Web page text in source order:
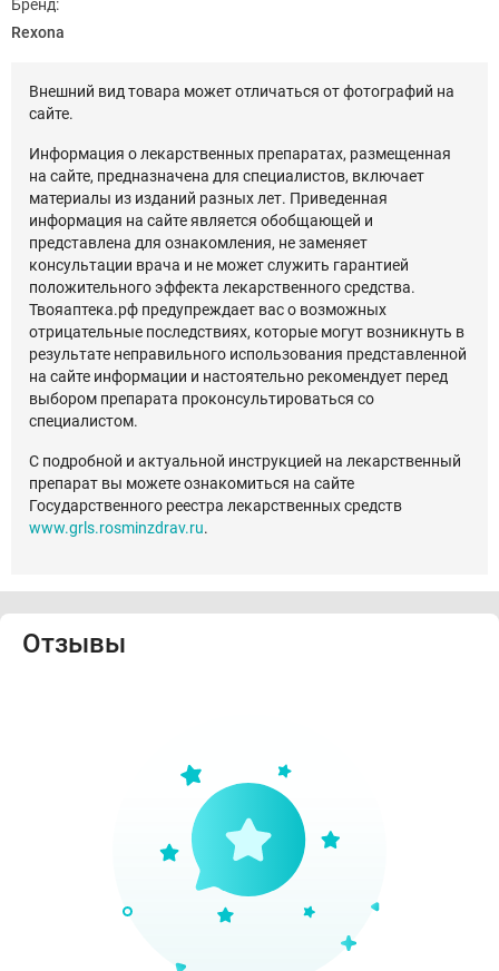
Бренд:
Rexona
Внешний вид товара может отличаться от фотографий на
сайте.
Информация о лекарственных препаратах, размещенная
на сайте, предназначена для специалистов, включает
материалы из изданий разных лет. Приведенная
информация на сайте является обобщающей и
представлена для ознакомления, не заменяет
консультации врача и не может служить гарантией
положительного эффекта лекарственного средства.
Твояаптека.рф предупреждает вас о возможных
отрицательные последствиях, которые могут возникнуть в
результате неправильного использования представленной
на сайте информации и настоятельно рекомендует перед
выбором препарата проконсультироваться со
специалистом.
С подробной и актуальной инструкцией на лекарственный
препарат вы можете ознакомиться на сайте
Государственного реестра лекарственных средств
www.grls.rosminzdrav.ru.
Отзывы